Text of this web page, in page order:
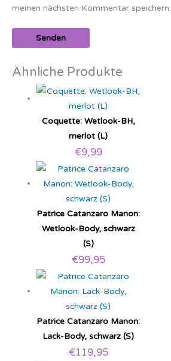
meinen nächsten Kommentar speichern.
Ähnliche Produkte
Coquette: Wetlook-BH,
merlot (L)
€9,99
Patrice Catanzaro Manon:
Wetlook-Body, schwarz
(S)
€99,95
Patrice Catanzaro Manon:
Lack-Body, schwarz (S)
€119,95